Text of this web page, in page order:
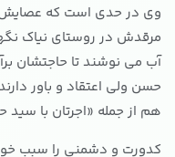
وی در حدی است که عصایش را
مرقدش در روستای نیاک
آب می نوشند تا حاجتشان
حسن ولی اعتقاد و باور
هم از جمله «اجرتان با
کدورت و دشمنی را سبب